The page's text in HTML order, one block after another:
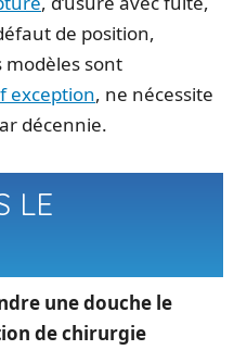
de position,
modèles sont
exception, ne nécessite
décennie.
LE
une douche le
de chirurgie